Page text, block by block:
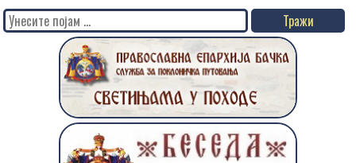
Search
for: